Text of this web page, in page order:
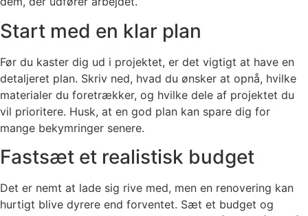
Start med en klar plan
Før du kaster dig ud i projektet, er det vigtigt at have en
detaljeret plan. Skriv ned, hvad du ønsker at opnå, hvilke
materialer du foretrækker, og hvilke dele af projektet du
vil prioritere. Husk, at en god plan kan spare dig for
mange bekymringer senere.
Fastsæt et realistisk budget
Det er nemt at lade sig rive med, men en renovering kan
hurtigt blive dyrere end forventet. Sæt et budget og